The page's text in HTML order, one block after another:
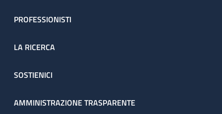
PROFESSIONISTI
LA RICERCA
SOSTIENICI
AMMINISTRAZIONE TRASPARENTE